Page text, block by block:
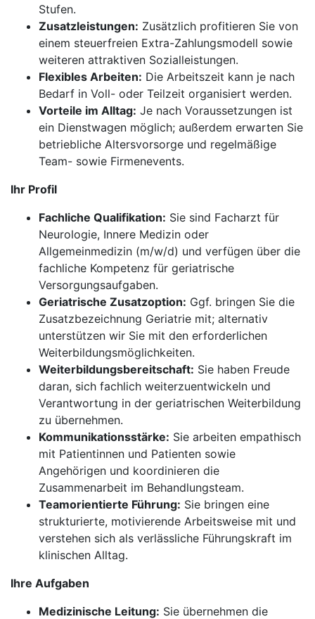
Stufen.
Zusatzleistungen: Zusätzlich profitieren Sie von
einem steuerfreien Extra-Zahlungsmodell sowie
weiteren attraktiven Sozialleistungen.
Flexibles Arbeiten: Die Arbeitszeit kann je nach
Bedarf in Voll- oder Teilzeit organisiert werden.
Vorteile im Alltag: Je nach Voraussetzungen ist
ein Dienstwagen möglich; außerdem erwarten Sie
betriebliche Altersvorsorge und regelmäßige
Team- sowie Firmenevents.
Ihr Profil
Fachliche Qualifikation: Sie sind Facharzt für
Neurologie, Innere Medizin oder
Allgemeinmedizin (m/w/d) und verfügen über die
fachliche Kompetenz für geriatrische
Versorgungsaufgaben.
Geriatrische Zusatzoption: Ggf. bringen Sie die
Zusatzbezeichnung Geriatrie mit; alternativ
unterstützen wir Sie mit den erforderlichen
Weiterbildungsmöglichkeiten.
Weiterbildungsbereitschaft: Sie haben Freude
daran, sich fachlich weiterzuentwickeln und
Verantwortung in der geriatrischen Weiterbildung
zu übernehmen.
Kommunikationsstärke: Sie arbeiten empathisch
mit Patientinnen und Patienten sowie
Angehörigen und koordinieren die
Zusammenarbeit im Behandlungsteam.
Teamorientierte Führung: Sie bringen eine
strukturierte, motivierende Arbeitsweise mit und
verstehen sich als verlässliche Führungskraft im
klinischen Alltag.
Ihre Aufgaben
Medizinische Leitung: Sie übernehmen die